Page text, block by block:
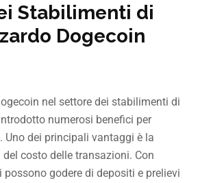
Stabilimenti di
Dogecoin
nel settore dei stabilimenti di
numerosi benefici per
Uno dei principali vantaggi è la
costo delle transazioni. Con
possono godere di depositi e prelievi